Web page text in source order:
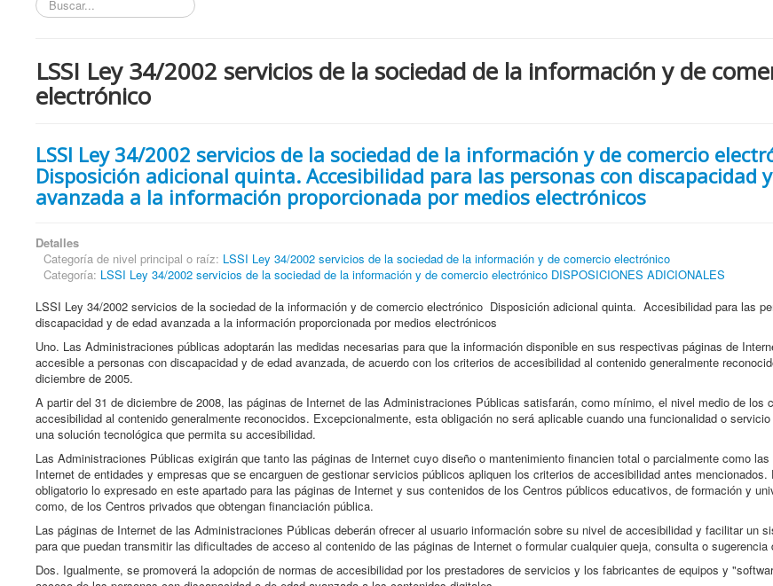
LSSI Ley 34/2002 servicios de la sociedad de la información y de
electrónico
LSSI Ley 34/2002 servicios de la sociedad de la información y de comercio
Disposición adicional quinta. Accesibilidad para las personas con discapacidad
avanzada a la información proporcionada por medios electrónicos
Detalles
Categoría de nivel principal o raíz: LSSI Ley 34/2002 servicios de la sociedad de la información y de comercio electrónico
Categoría: LSSI Ley 34/2002 servicios de la sociedad de la información y de comercio electrónico DISPOSICIONES ADICIONALES
LSSI Ley 34/2002 servicios de la sociedad de la información y de comercio electrónico Disposición adicional quinta. Accesibilidad para las
discapacidad y de edad avanzada a la información proporcionada por medios electrónicos
Uno. Las Administraciones públicas adoptarán las medidas necesarias para que la información disponible en sus respectivas páginas de
accesible a personas con discapacidad y de edad avanzada, de acuerdo con los criterios de accesibilidad al contenido generalmente
diciembre de 2005.
A partir del 31 de diciembre de 2008, las páginas de Internet de las Administraciones Públicas satisfarán, como mínimo, el nivel medio de los
accesibilidad al contenido generalmente reconocidos. Excepcionalmente, esta obligación no será aplicable cuando una funcionalidad o
una solución tecnológica que permita su accesibilidad.
Las Administraciones Públicas exigirán que tanto las páginas de Internet cuyo diseño o mantenimiento financien total o parcialmente como las
Internet de entidades y empresas que se encarguen de gestionar servicios públicos apliquen los criterios de accesibilidad antes mencionados.
obligatorio lo expresado en este apartado para las páginas de Internet y sus contenidos de los Centros públicos educativos, de formación y
como, de los Centros privados que obtengan financiación pública.
Las páginas de Internet de las Administraciones Públicas deberán ofrecer al usuario información sobre su nivel de accesibilidad y facilitar un
para que puedan transmitir las dificultades de acceso al contenido de las páginas de Internet o formular cualquier queja, consulta o sugerencia
Dos. Igualmente, se promoverá la adopción de normas de accesibilidad por los prestadores de servicios y los fabricantes de equipos y